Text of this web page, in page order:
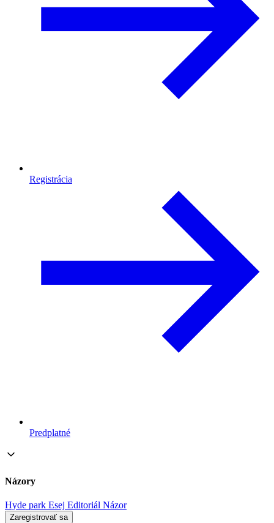
Registrácia
Predplatné
Názory
Hyde park Esej Editoriál Názor
Zaregistrovať sa